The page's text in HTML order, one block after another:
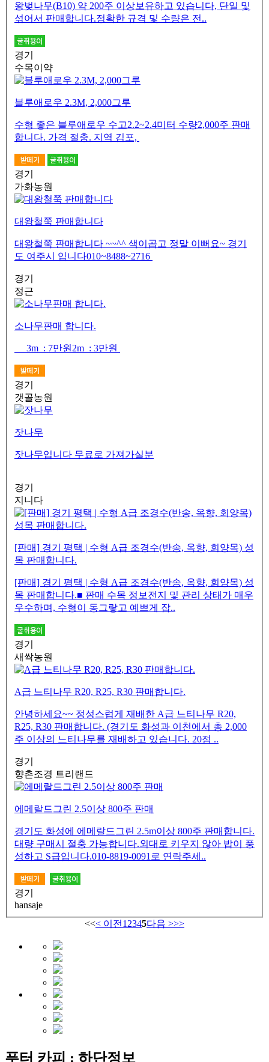
왕벚나무(B10) 약 200주 이상보유하고 있습니다, 단일 및
섞어서 판매합니다.정확한 규격 및 수량은 전..
경기
수목이약
블루애로우 2.3M, 2,000그루
수형 좋은 블루애로우 수고2.2~2.4미터 수량2,000주 판매
합니다. 가격 절충. 지역 김포,
경기
가화농원
대왕철쭉 판매합니다
대왕철쭉 판매합니다 ~~^^ 색이곱고 정말 이뻐요~ 경기
도 여주시 입니다010~8488~2716
경기
정근
소나무판매 합니다.
​ 3m : 7만원2m : 3만원
경기
갯골농원
잣나무
잣나무입니다 무료로 가져가실분
경기
지니다
[판매] 경기 평택 | 수형 A급 조경수(반송, 옥향, 회양목) 성
목 판매합니다.
[판매] 경기 평택 | 수형 A급 조경수(반송, 옥향, 회양목) 성
목 판매합니다.■ 판매 수목 정보전지 및 관리 상태가 매우
우수하며, 수형이 동그랗고 예쁘게 잡..
경기
새싹농원
A급 느티나무 R20, R25, R30 판매합니다.
안녕하세요~~ 정성스럽게 재배한 A급 느티나무 R20,
R25, R30 판매합니다. (경기도 화성과 이천에서 총 2,000
주 이상의 느티나무를 재배하고 있습니다. 20점 ..
경기
향촌조경 트리랜드
에메랄드그린 2.5이상 800주 판매
경기도 화성에 에메랄드그린 2.5m이상 800주 판매합니다.
대량 구매시 절충 가능합니다.외대로 키우지 않아 밥이 풍
성하고 S급입니다.010-8819-0091로 연락주세..
경기
hansaje
<<< 이전 1 2345다음 >>>
푸터 카피 : 하단정보